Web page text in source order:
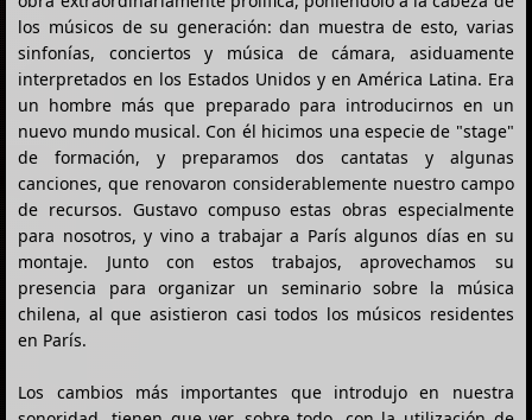
los músicos de su generación: dan muestra de esto, varias
sinfonías, conciertos y música de cámara, asiduamente
interpretados en los Estados Unidos y en América Latina. Era
un hombre más que preparado para introducirnos en un
nuevo mundo musical. Con él hicimos una especie de "stage"
de formación, y preparamos dos cantatas y algunas
canciones, que renovaron considerablemente nuestro campo
de recursos. Gustavo compuso estas obras especialmente
para nosotros, y vino a trabajar a París algunos días en su
montaje. Junto con estos trabajos, aprovechamos su
presencia para organizar un seminario sobre la música
chilena, al que asistieron casi todos los músicos residentes
en París.
Los cambios más importantes que introdujo en nuestra